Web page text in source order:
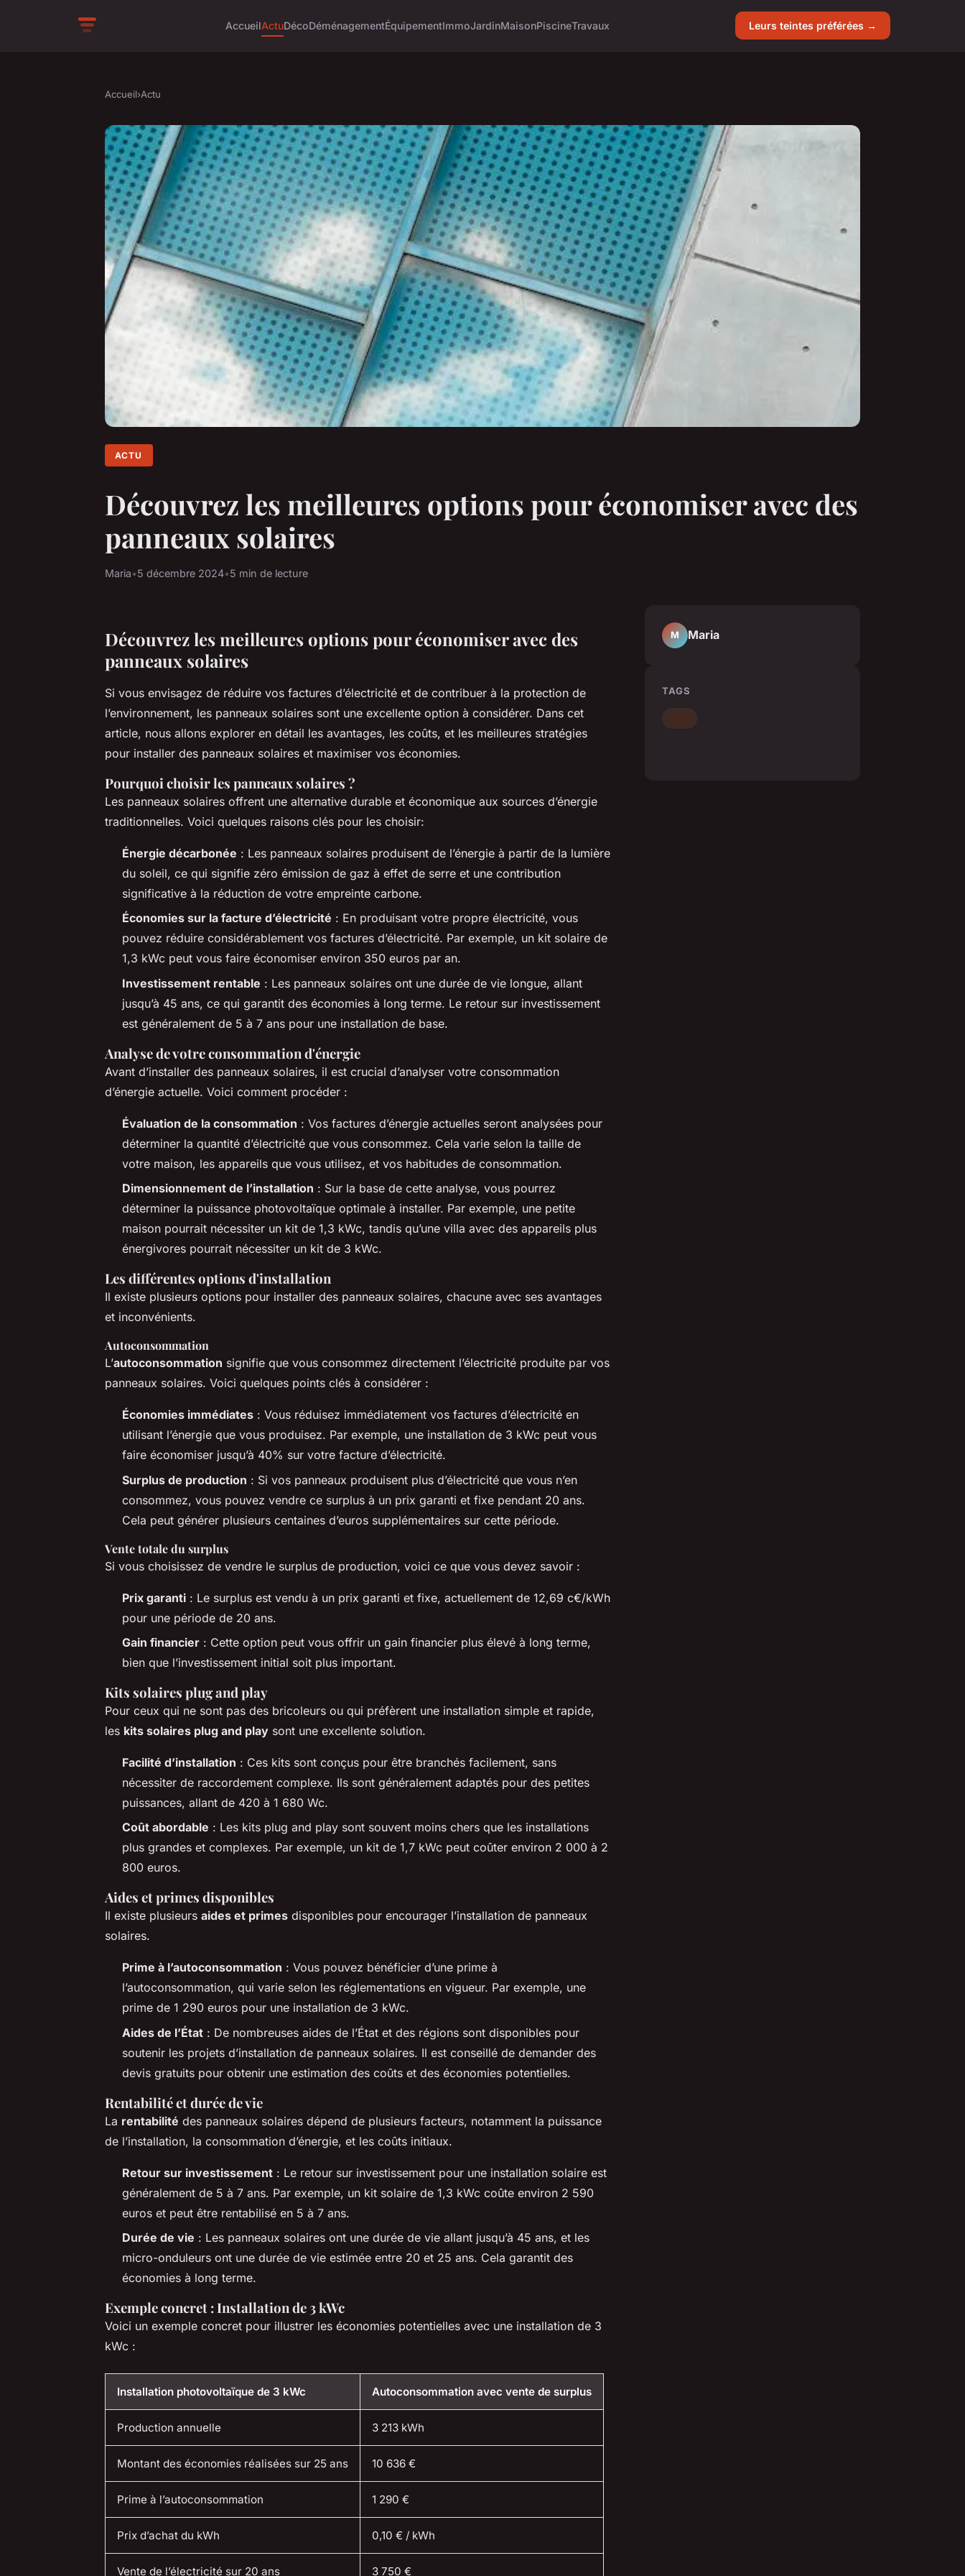
AccueilActuDécoDéménagementÉquipementImmoJardinMaisonPiscineTravaux Leurs teintes préférées →
Accueil›Actu
ACTU
Découvrez les meilleures options pour économiser avec des
panneaux solaires
Maria•5 décembre 2024•5 min de lecture
Découvrez les meilleures options pour économiser avec des
panneaux solaires
Si vous envisagez de réduire vos factures d’électricité et de contribuer à la protection de
l’environnement, les panneaux solaires sont une excellente option à considérer. Dans cet
article, nous allons explorer en détail les avantages, les coûts, et les meilleures stratégies
pour installer des panneaux solaires et maximiser vos économies.
Pourquoi choisir les panneaux solaires ?
Les panneaux solaires offrent une alternative durable et économique aux sources d’énergie
traditionnelles. Voici quelques raisons clés pour les choisir:
Énergie décarbonée : Les panneaux solaires produisent de l’énergie à partir de la lumière
du soleil, ce qui signifie zéro émission de gaz à effet de serre et une contribution
significative à la réduction de votre empreinte carbone.
Économies sur la facture d’électricité : En produisant votre propre électricité, vous
pouvez réduire considérablement vos factures d’électricité. Par exemple, un kit solaire de
1,3 kWc peut vous faire économiser environ 350 euros par an.
Investissement rentable : Les panneaux solaires ont une durée de vie longue, allant
jusqu’à 45 ans, ce qui garantit des économies à long terme. Le retour sur investissement
est généralement de 5 à 7 ans pour une installation de base.
Analyse de votre consommation d'énergie
Avant d’installer des panneaux solaires, il est crucial d’analyser votre consommation
d’énergie actuelle. Voici comment procéder :
Évaluation de la consommation : Vos factures d’énergie actuelles seront analysées pour
déterminer la quantité d’électricité que vous consommez. Cela varie selon la taille de
votre maison, les appareils que vous utilisez, et vos habitudes de consommation.
Dimensionnement de l’installation : Sur la base de cette analyse, vous pourrez
déterminer la puissance photovoltaïque optimale à installer. Par exemple, une petite
maison pourrait nécessiter un kit de 1,3 kWc, tandis qu’une villa avec des appareils plus
énergivores pourrait nécessiter un kit de 3 kWc.
Les différentes options d'installation
Il existe plusieurs options pour installer des panneaux solaires, chacune avec ses avantages
et inconvénients.
Autoconsommation
L’autoconsommation signifie que vous consommez directement l’électricité produite par vos
panneaux solaires. Voici quelques points clés à considérer :
Économies immédiates : Vous réduisez immédiatement vos factures d’électricité en
utilisant l’énergie que vous produisez. Par exemple, une installation de 3 kWc peut vous
faire économiser jusqu’à 40% sur votre facture d’électricité.
Surplus de production : Si vos panneaux produisent plus d’électricité que vous n’en
consommez, vous pouvez vendre ce surplus à un prix garanti et fixe pendant 20 ans.
Cela peut générer plusieurs centaines d’euros supplémentaires sur cette période.
Vente totale du surplus
Si vous choisissez de vendre le surplus de production, voici ce que vous devez savoir :
Prix garanti : Le surplus est vendu à un prix garanti et fixe, actuellement de 12,69 c€/kWh
pour une période de 20 ans.
Gain financier : Cette option peut vous offrir un gain financier plus élevé à long terme,
bien que l’investissement initial soit plus important.
Kits solaires plug and play
Pour ceux qui ne sont pas des bricoleurs ou qui préfèrent une installation simple et rapide,
les kits solaires plug and play sont une excellente solution.
Facilité d’installation : Ces kits sont conçus pour être branchés facilement, sans
nécessiter de raccordement complexe. Ils sont généralement adaptés pour des petites
puissances, allant de 420 à 1 680 Wc.
Coût abordable : Les kits plug and play sont souvent moins chers que les installations
plus grandes et complexes. Par exemple, un kit de 1,7 kWc peut coûter environ 2 000 à 2
800 euros.
Aides et primes disponibles
Il existe plusieurs aides et primes disponibles pour encourager l’installation de panneaux
solaires.
Prime à l’autoconsommation : Vous pouvez bénéficier d’une prime à
l’autoconsommation, qui varie selon les réglementations en vigueur. Par exemple, une
prime de 1 290 euros pour une installation de 3 kWc.
Aides de l’État : De nombreuses aides de l’État et des régions sont disponibles pour
soutenir les projets d’installation de panneaux solaires. Il est conseillé de demander des
devis gratuits pour obtenir une estimation des coûts et des économies potentielles.
Rentabilité et durée de vie
La rentabilité des panneaux solaires dépend de plusieurs facteurs, notamment la puissance
de l’installation, la consommation d’énergie, et les coûts initiaux.
Retour sur investissement : Le retour sur investissement pour une installation solaire est
généralement de 5 à 7 ans. Par exemple, un kit solaire de 1,3 kWc coûte environ 2 590
euros et peut être rentabilisé en 5 à 7 ans.
Durée de vie : Les panneaux solaires ont une durée de vie allant jusqu’à 45 ans, et les
micro-onduleurs ont une durée de vie estimée entre 20 et 25 ans. Cela garantit des
économies à long terme.
Exemple concret : Installation de 3 kWc
Voici un exemple concret pour illustrer les économies potentielles avec une installation de 3
kWc :
Installation photovoltaïque de 3 kWc Autoconsommation avec vente de surplus
Production annuelle 3 213 kWh
Montant des économies réalisées sur 25 ans 10 636 €
Prime à l’autoconsommation 1 290 €
Prix d’achat du kWh 0,10 € / kWh
Vente de l’électricité sur 20 ans 3 750 €
M Maria
TAGS
Actu